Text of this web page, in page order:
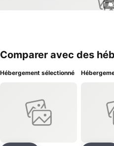
1 /
Comparer avec des
Hébergement sélectionné